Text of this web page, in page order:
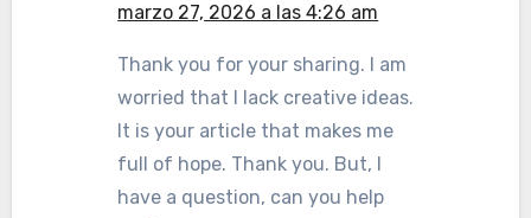
marzo 27, 2026 a las 4:26 am
Thank you for your sharing. I am
worried that I lack creative ideas.
It is your article that makes me
full of hope. Thank you. But, I
have a question, can you help